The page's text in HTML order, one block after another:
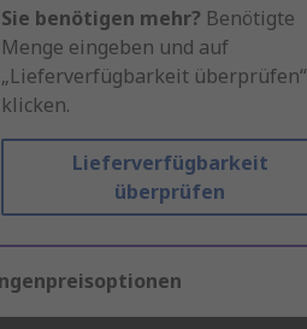
Sie benötigen mehr? Benötigte
Menge eingeben und auf
„Lieferverfügbarkeit überprüfen“
klicken.
Lieferverfügbarkeit
überprüfen